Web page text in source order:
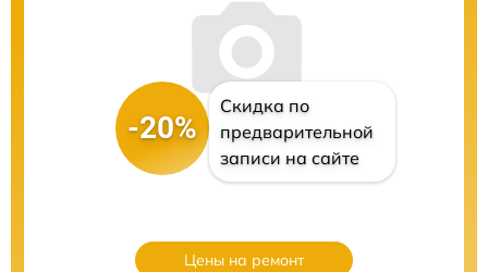
-20%
Скидка по
предварительной
записи на сайте
Цены на ремонт